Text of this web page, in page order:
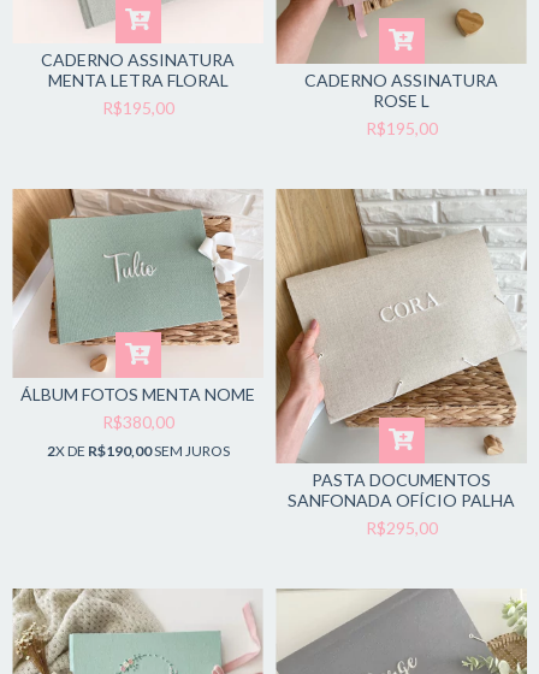
CADERNO ASSINATURA
MENTA LETRA FLORAL
R$195,00
CADERNO ASSINATURA
ROSE L
R$195,00
ÁLBUM FOTOS MENTA NOME
R$380,00
2X DE R$190,00SEM JUROS
PASTA DOCUMENTOS
SANFONADA OFÍCIO PALHA
R$295,00